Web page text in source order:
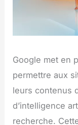
Google met en
permettre aux
leurs contenus
d’intelligence
recherche.